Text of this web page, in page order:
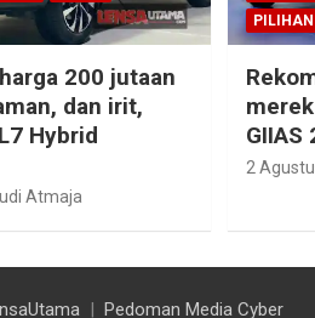
200 jutaan
dan irit,
Hybrid
Atmaja
PILIHAN
GIIAS
2
Pedoman Media Cyber